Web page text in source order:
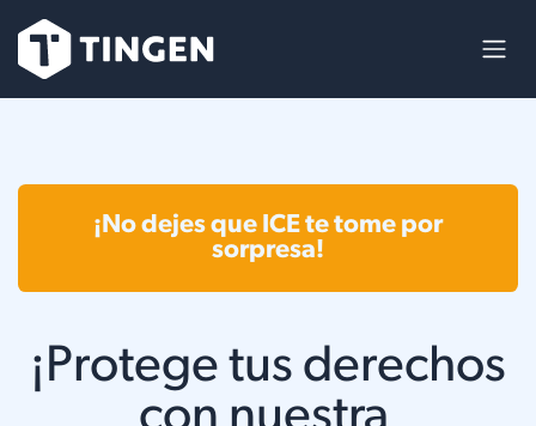
¡No dejes que ICE te tome por
sorpresa!
¡Protege tus derechos